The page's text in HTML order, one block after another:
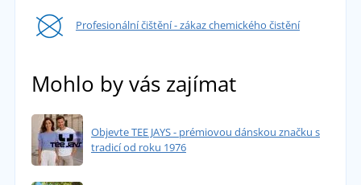
Profesionální čištění - zákaz chemického čistění
Mohlo by vás zajímat
Objevte TEE JAYS - prémiovou dánskou značku s
tradicí od roku 1976